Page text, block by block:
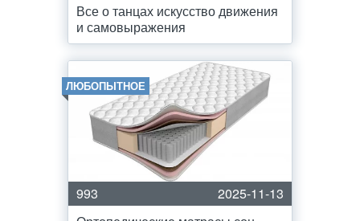
Все о танцах искусство движения
и самовыражения
ЛЮБОПЫТНОЕ
993
2025-11-13